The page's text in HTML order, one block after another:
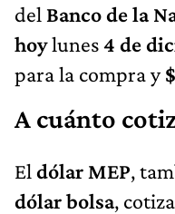
del Banco de la
hoylunes4 de
para la compra y
A cuánto
El dólar MEP,
dólar bolsa,